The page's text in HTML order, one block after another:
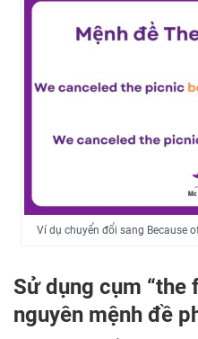
Ví dụ chuyển đổi sang Because
Sử dụng cụm “the
nguyên mệnh đề